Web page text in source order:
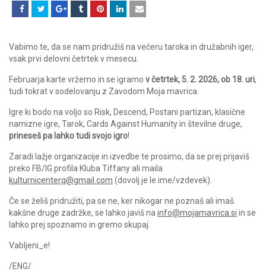
Vabimo te, da se nam pridružiš na večeru taroka in družabnih iger,
vsak prvi delovni četrtek v mesecu.
Februarja karte vržemo in se igramo v četrtek, 5. 2. 2026, ob 18. uri,
tudi tokrat v sodelovanju z Zavodom Moja mavrica.
Igre ki bodo na voljo so Risk, Descend, Postani partizan, klasične
namizne igre, Tarok, Cards Against Humanity in številne druge,
prineseš pa lahko tudi svojo igro!
Zaradi lažje organizacije in izvedbe te prosimo, da se prej prijaviš
preko FB/IG profila Kluba Tiffany ali maila
kulturnicenterq@gmail.com (dovolj je le ime/vzdevek).
Če se želiš pridružiti, pa se ne, ker nikogar ne poznaš ali imaš
kakšne druge zadržke, se lahko javiš na info@mojamavrica.si in se
lahko prej spoznamo in gremo skupaj.
Vabljeni_e!
/ENG/